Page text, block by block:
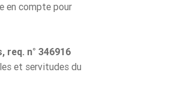
en compte pour
req. n° 346916
et servitudes du